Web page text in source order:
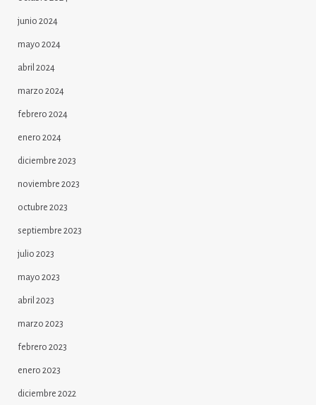
junio 2024
mayo 2024
abril 2024
marzo 2024
febrero 2024
enero 2024
diciembre 2023
noviembre 2023
octubre 2023
septiembre 2023
julio 2023
mayo 2023
abril 2023
marzo 2023
febrero 2023
enero 2023
diciembre 2022